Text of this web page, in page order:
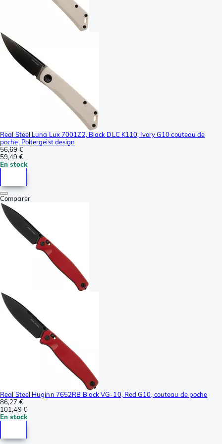
Real Steel Luna Lux 7001Z2, Black DLC K110, Ivory G10 couteau de
poche, Poltergeist design
56,69 €
59,49 €
En stock
Comparer
Real Steel Huginn 7652RB Black VG-10, Red G10, couteau de poche
86,27 €
101,49 €
En stock